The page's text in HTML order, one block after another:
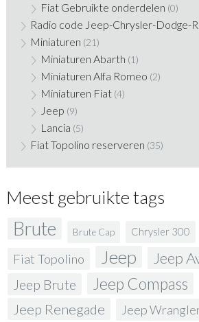
Fiat Gebruikte onderdelen (0)
Radio code Jeep-Chrysler-Dodge-
Miniaturen (21)
Miniaturen Abarth (1)
Miniaturen Alfa Romeo (2)
Miniaturen Fiat (4)
Jeep (9)
Lancia (5)
Fiat Topolino reserveren (35)
Meest gebruikte tags
Brute Brute Cap Chrysler 300
Fiat Topolino Jeep Jeep
Jeep Brute Jeep Compass
Jeep Renegade Jeep